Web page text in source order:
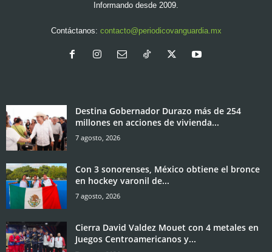
Informando desde 2009.
Contáctanos: contacto@periodicovanguardia.mx
Destina Gobernador Durazo más de 254
millones en acciones de vivienda...
7 agosto, 2026
Con 3 sonorenses, México obtiene el bronce
en hockey varonil de...
7 agosto, 2026
Cierra David Valdez Mouet con 4 metales en
Juegos Centroamericanos y...